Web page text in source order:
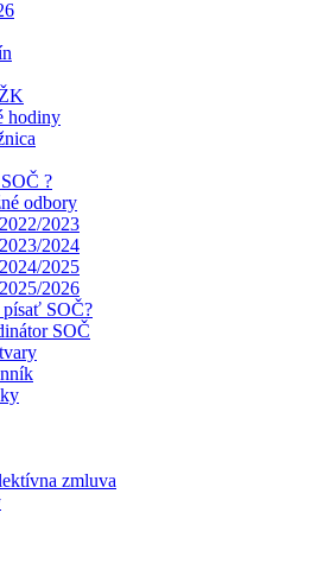
hodiny
?
odbory
2023
2024
2025
2026
písať SOČ?
SOČ
zmluva